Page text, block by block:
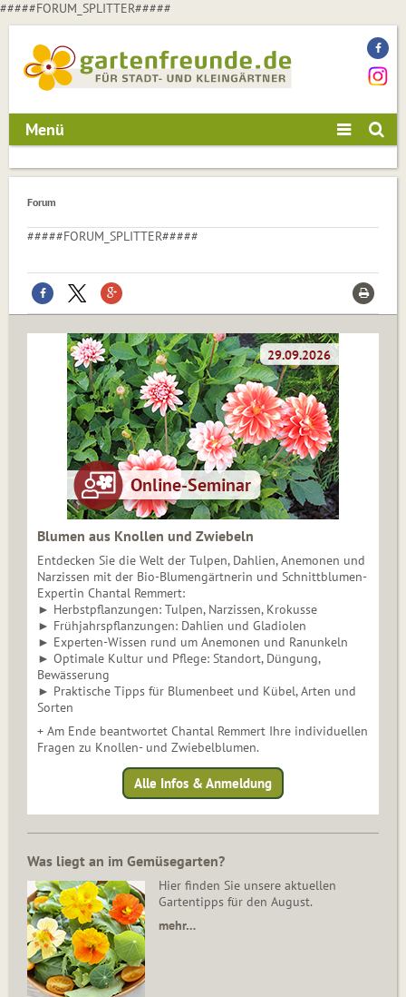
#####FORUM_SPLITTER#####
Menü
Forum
#####FORUM_SPLITTER#####
Blumen aus Knollen und Zwiebeln
Entdecken Sie die Welt der Tulpen, Dahlien, Anemonen und
Narzissen mit der Bio-Blumengärtnerin und Schnittblumen-
Expertin Chantal Remmert:
► Herbstpflanzungen: Tulpen, Narzissen, Krokusse
► Frühjahrspflanzungen: Dahlien und Gladiolen
► Experten-Wissen rund um Anemonen und Ranunkeln
► Optimale Kultur und Pflege: Standort, Düngung,
Bewässerung
► Praktische Tipps für Blumenbeet und Kübel, Arten und
Sorten
+ Am Ende beantwortet Chantal Remmert Ihre individuellen
Fragen zu Knollen- und Zwiebelblumen.
Alle Infos & Anmeldung
Was liegt an im Gemüsegarten?
Hier finden Sie unsere aktuellen
Gartentipps für den August.
mehr…